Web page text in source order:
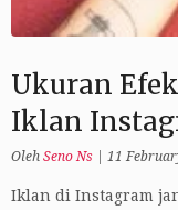
Ukuran
Iklan
Oleh Seno Ns 11
Iklan di Instagram